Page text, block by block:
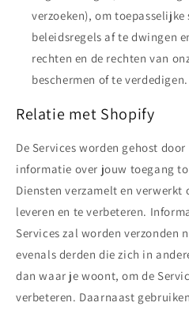
verzoeken), om
beleidsregels af te dwingen
rechten en de rechten van
beschermen of te verdedigen.
Relatie met Shopify
De Services worden gehost
informatie over jouw toegang
Diensten verzamelt en verwerkt
leveren en te verbeteren.
Services zal worden verzonden
evenals derden die zich in
dan waar je woont, om de
verbeteren. Daarnaast